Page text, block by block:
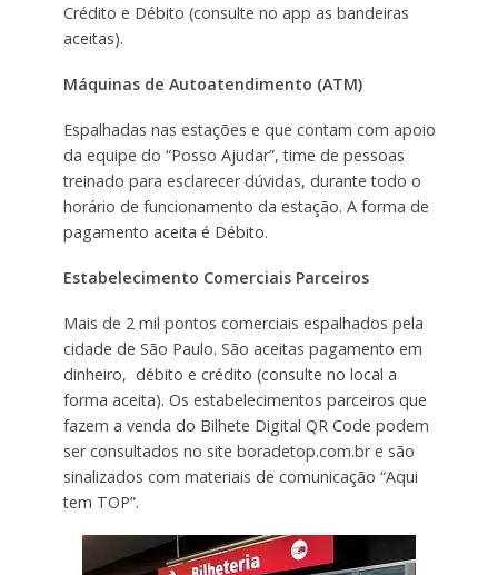
Crédito e Débito (consulte no app as bandeiras
aceitas).
Máquinas de Autoatendimento (ATM)
Espalhadas nas estações e que contam com apoio
da equipe do “Posso Ajudar”, time de pessoas
treinado para esclarecer dúvidas, durante todo o
horário de funcionamento da estação. A forma de
pagamento aceita é Débito.
Estabelecimento Comerciais Parceiros
Mais de 2 mil pontos comerciais espalhados pela
cidade de São Paulo. São aceitas pagamento em
dinheiro, débito e crédito (consulte no local a
forma aceita). Os estabelecimentos parceiros que
fazem a venda do Bilhete Digital QR Code podem
ser consultados no site boradetop.com.br e são
sinalizados com materiais de comunicação “Aqui
tem TOP”.